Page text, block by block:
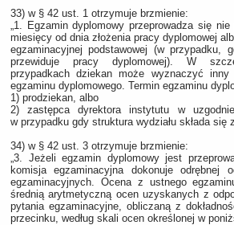
33) w § 42 ust. 1 otrzymuje brzmienie:
„1. Egzamin dyplomowy przeprowadza się
miesięcy od dnia złożenia pracy dyplomowej
egzaminacyjnej podstawowej (w przypadku,
przewiduje pracy dyplomowej). W
przypadkach dziekan może wyznaczyć inny
egzaminu dyplomowego. Termin egzaminu
1) prodziekan, albo
2) zastępca dyrektora instytutu w
w przypadku gdy struktura wydziału składa się
34) w § 42 ust. 3 otrzymuje brzmienie:
„3. Jeżeli egzamin dyplomowy jest
komisja egzaminacyjna dokonuje odrębnej
egzaminacyjnych. Ocena z ustnego
średnią arytmetyczną ocen uzyskanych z
pytania egzaminacyjne, obliczaną z
przecinku, według skali ocen określonej w